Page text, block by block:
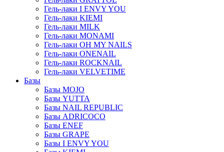
Гель-лаки I ENVY YOU
Гель-лаки KIEMI
Гель-лаки MILK
Гель-лаки MONAMI
Гель-лаки OH MY NAILS
Гель-лаки ONENAIL
Гель-лаки ROCKNAIL
Гель-лаки VELVETIME
Базы
Базы MOJO
Базы YUTTA
Базы NAIL REPUBLIC
Базы ADRICOCO
Базы ENEF
Базы GRAPE
Базы I ENVY YOU